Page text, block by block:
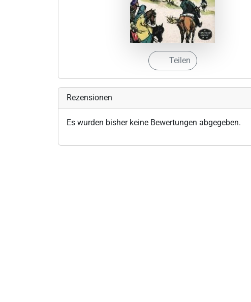
Teilen
Rezensionen
Es wurden bisher keine Bewertungen abgegeben.